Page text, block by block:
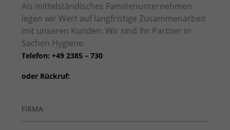
Als mittelständisches Familienunternehmen
legen wir Wert auf langfristige Zusammenarbeit
mit unseren Kunden. Wir sind Ihr Partner in
Sachen Hygiene.
Telefon: +49 2385 – 730
oder Rückruf: